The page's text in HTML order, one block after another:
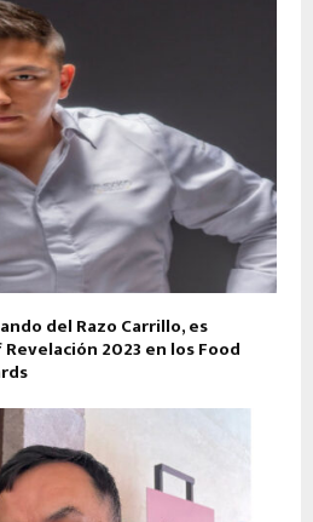
del Razo Carrillo, es
2023 en los Food